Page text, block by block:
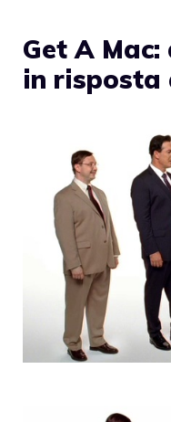
Get A
in risposta